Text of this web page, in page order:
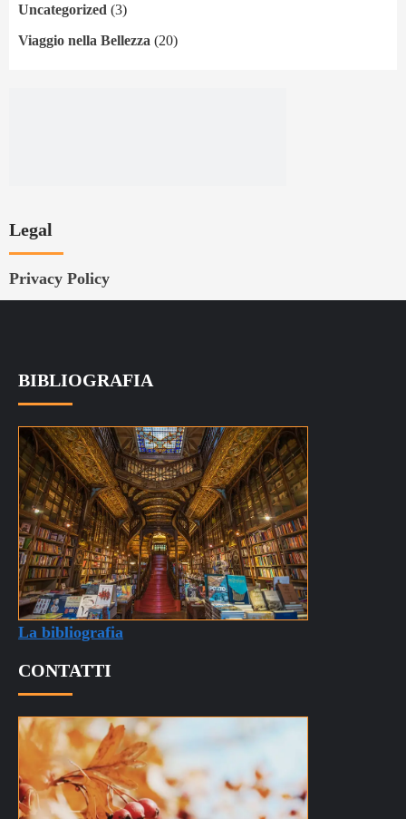
Uncategorized (3)
Viaggio nella Bellezza (20)
Legal
Privacy Policy
BIBLIOGRAFIA
La bibliografia
CONTATTI